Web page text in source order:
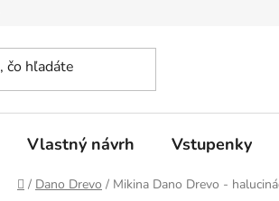
Vlastný návrh Vstupenky
Domov
/ Dano Drevo / Mikina Dano Drevo -